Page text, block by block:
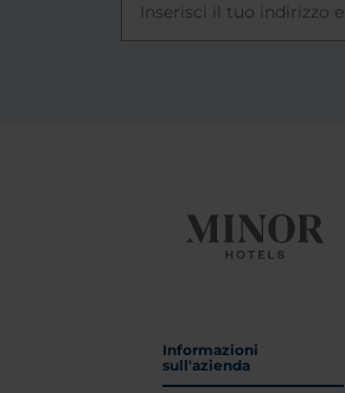
Informazioni
sull'azienda